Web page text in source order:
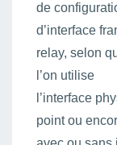
de
d’interface
relay, selon
l’on utilise
l’interface
point ou